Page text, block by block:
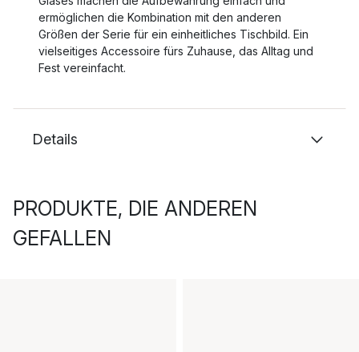
ermöglichen die Kombination mit den anderen
Größen der Serie für ein einheitliches Tischbild. Ein
vielseitiges Accessoire fürs Zuhause, das Alltag und
Fest vereinfacht.
Details
PRODUKTE, DIE ANDEREN
GEFALLEN